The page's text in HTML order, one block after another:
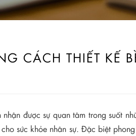
CÁCH THIẾT KẾ
được sự quan tâm trong suốt
sức khỏe nhân sự. Đặc biệt